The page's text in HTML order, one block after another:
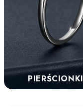
PIERŚCIONKI